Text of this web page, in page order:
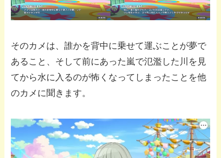
そのカメは、誰かを背中に乗せて運ぶことが夢で
あること、そして前にあった嵐で氾濫した川を見
てから水に入るのが怖くなってしまったことを他
のカメに聞きます。